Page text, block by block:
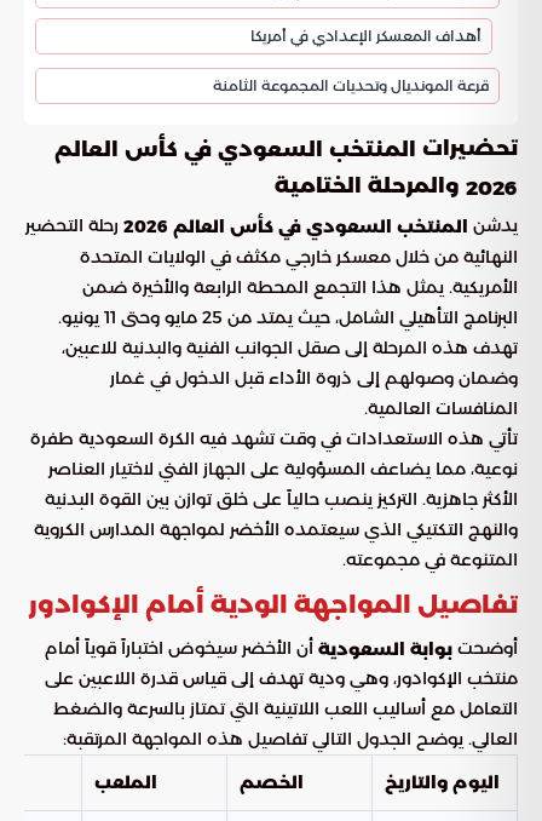
أهداف المعسكر الإعدادي في أمريكا
قرعة المونديال وتحديات المجموعة الثامنة
تحضيرات
المنتخب السعودي في كأس العالم
2026 والمرحلة الختامية
يدشن المنتخب السعودي في كأس العالم 2026
رحلة التحضير
النهائية من خلال معسكر خارجي مكثف في الولايات المتحدة
الأمريكية. يمثل هذا التجمع المحطة الرابعة والأخيرة ضمن
البرنامج التأهيلي الشامل، حيث يمتد من 25 مايو وحتى 11 يونيو.
تهدف هذه المرحلة إلى صقل الجوانب الفنية والبدنية للاعبين،
وضمان وصولهم إلى ذروة الأداء قبل الدخول في غمار
المنافسات العالمية.
تأتي هذه الاستعدادات في وقت تشهد فيه الكرة السعودية طفرة
نوعية، مما يضاعف المسؤولية على الجهاز الفني لاختيار العناصر
الأكثر جاهزية. التركيز ينصب حالياً على خلق توازن بين القوة البدنية
والنهج التكتيكي الذي سيعتمده الأخضر لمواجهة المدارس الكروية
المتنوعة في مجموعته.
تفاصيل المواجهة الودية أمام الإكوادور
أوضحت بوابة السعودية أن الأخضر سيخوض اختباراً قوياً أمام
منتخب الإكوادور، وهي ودية تهدف إلى قياس قدرة اللاعبين على
التعامل مع أساليب اللعب اللاتينية التي تمتاز بالسرعة والضغط
العالي. يوضح الجدول التالي تفاصيل هذه المواجهة المرتقبة:
اليوم والتاريخ
الخصم الملعب